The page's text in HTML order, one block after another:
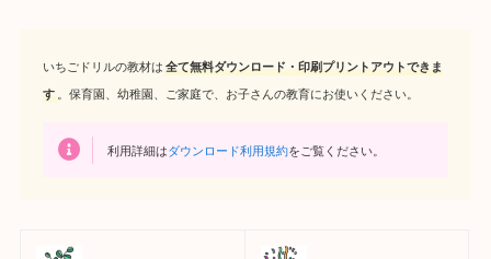
いちごドリルの教材は 全て無料ダウンロード・印刷プリントアウトできま
す 。保育園、幼稚園、ご家庭で、お子さんの教育にお使いください。
利用詳細はダウンロード利用規約をご覧ください。